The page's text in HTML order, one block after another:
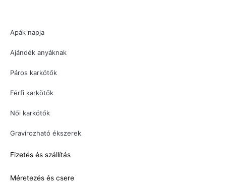
Apák napja
Ajándék anyáknak
Páros karkötők
Férfi karkötők
Női karkötők
Gravírozható ékszerek
Fizetés és szállítás
Méretezés és csere